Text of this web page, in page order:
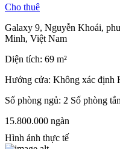
Cho thuê
Galaxy 9, Nguyễn Khoái,
Minh, Việt Nam
Diện tích: 69 m²
Hướng cửa: Không xác định
Số phòng ngủ: 2 Số phòng
15.800.000 ngàn
Hình ảnh thực tế